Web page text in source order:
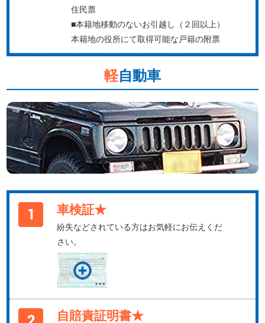
住民票
■本籍地移動のないお引越し（２回以上）
本籍地の役所にて取得可能な戸籍の附票
軽自動車
車検証★
紛失などされている方はお気軽にお伝えくだ
さい。
自賠責証明書★